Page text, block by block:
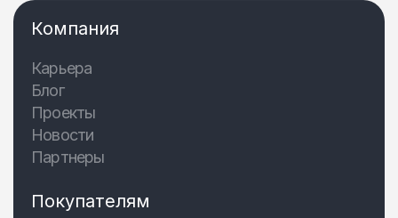
Компания
Карьера
Блог
Проекты
Новости
Партнеры
Покупателям